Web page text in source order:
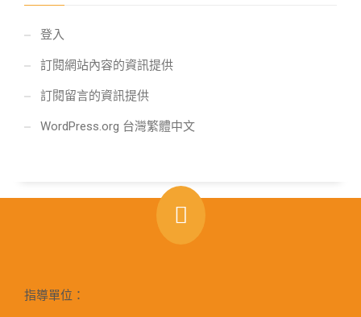
登入
訂閱網站內容的資訊提供
訂閱留言的資訊提供
WordPress.org 台灣繁體中文
指導單位：